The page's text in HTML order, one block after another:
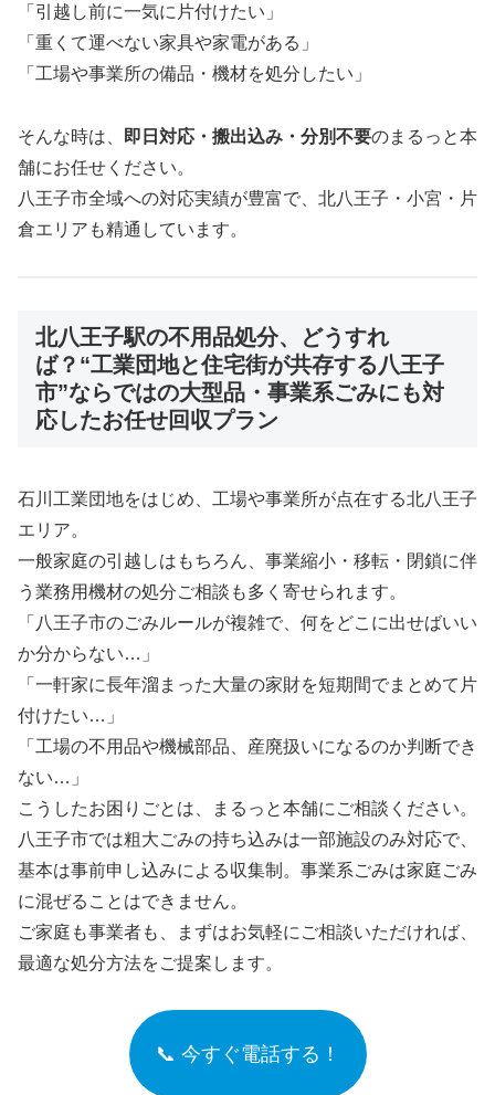
「引越し前に一気に片付けたい」
「重くて運べない家具や家電がある」
「工場や事業所の備品・機材を処分したい」
そんな時は、 即日対応・搬出込み・分別不要のまるっと本
舗にお任せください。
八王子市全域への対応実績が豊富で、北八王子・小宮・片
倉エリアも精通しています。
北八王子駅の不用品処分、どうすれ
ば？“工業団地と住宅街が共存する八王子
市”ならではの大型品・事業系ごみにも対
応したお任せ回収プラン
石川工業団地をはじめ、工場や事業所が点在する北八王子
エリア。
一般家庭の引越しはもちろん、事業縮小・移転・閉鎖に伴
う業務用機材の処分ご相談も多く寄せられます。
「八王子市のごみルールが複雑で、何をどこに出せばいい
か分からない…」
「一軒家に長年溜まった大量の家財を短期間でまとめて片
付けたい…」
「工場の不用品や機械部品、産廃扱いになるのか判断でき
ない…」
こうしたお困りごとは、まるっと本舗にご相談ください。
八王子市では粗大ごみの持ち込みは一部施設のみ対応で、
基本は事前申し込みによる収集制。事業系ごみは家庭ごみ
に混ぜることはできません。
ご家庭も事業者も、まずはお気軽にご相談いただければ、
最適な処分方法をご提案します。
📞 今すぐ電話する！